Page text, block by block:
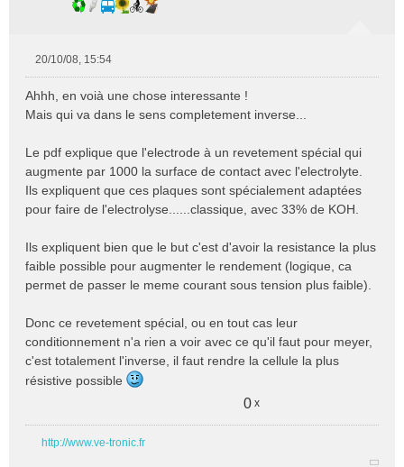
s
s
g
e
n
u
20/10/08, 15:54
Ahhh, en voià une chose interessante !
Mais qui va dans le sens completement inverse...
Le pdf explique que l'electrode à un revetement spécial qui
augmente par 1000 la surface de contact avec l'electrolyte.
Ils expliquent que ces plaques sont spécialement adaptées
pour faire de l'electrolyse......classique, avec 33% de KOH.
Ils expliquent bien que le but c'est d'avoir la resistance la plus
faible possible pour augmenter le rendement (logique, ca
permet de passer le meme courant sous tension plus faible).
Donc ce revetement spécial, ou en tout cas leur
conditionnement n'a rien a voir avec ce qu'il faut pour meyer,
c'est totalement l'inverse, il faut rendre la cellule la plus
résistive possible
0 x
http://www.ve-tronic.fr